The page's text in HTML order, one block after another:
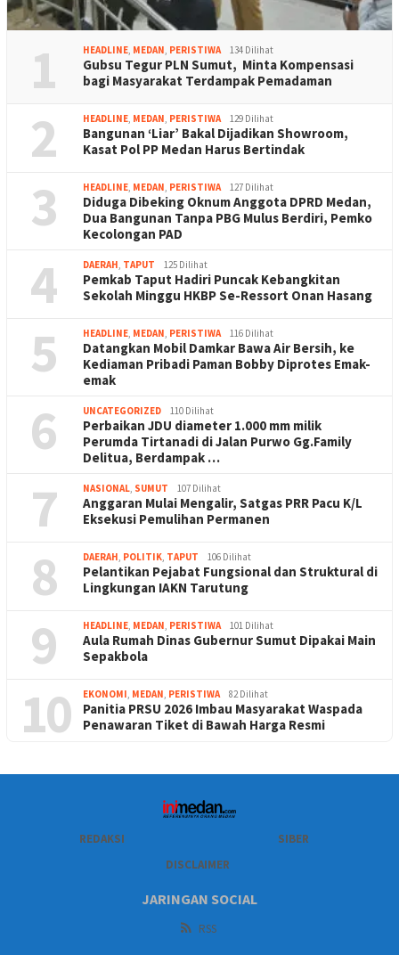
1 HEADLINE, MEDAN, PERISTIWA 134 Dilihat
Gubsu Tegur PLN Sumut, Minta Kompensasi
bagi Masyarakat Terdampak Pemadaman
2 HEADLINE, MEDAN, PERISTIWA 129 Dilihat
Bangunan ‘Liar’ Bakal Dijadikan Showroom,
Kasat Pol PP Medan Harus Bertindak
3 HEADLINE, MEDAN, PERISTIWA 127 Dilihat
Diduga Dibeking Oknum Anggota DPRD Medan,
Dua Bangunan Tanpa PBG Mulus Berdiri, Pemko
Kecolongan PAD
4 DAERAH, TAPUT 125 Dilihat
Pemkab Taput Hadiri Puncak Kebangkitan
Sekolah Minggu HKBP Se-Ressort Onan Hasang
5 HEADLINE, MEDAN, PERISTIWA 116 Dilihat
Datangkan Mobil Damkar Bawa Air Bersih, ke
Kediaman Pribadi Paman Bobby Diprotes Emak-
emak
6 UNCATEGORIZED 110 Dilihat
Perbaikan JDU diameter 1.000 mm milik
Perumda Tirtanadi di Jalan Purwo Gg.Family
Delitua, Berdampak …
7 NASIONAL, SUMUT 107 Dilihat
Anggaran Mulai Mengalir, Satgas PRR Pacu K/L
Eksekusi Pemulihan Permanen
8 DAERAH, POLITIK, TAPUT 106 Dilihat
Pelantikan Pejabat Fungsional dan Struktural di
Lingkungan IAKN Tarutung
9 HEADLINE, MEDAN, PERISTIWA 101 Dilihat
Aula Rumah Dinas Gubernur Sumut Dipakai Main
Sepakbola
10 EKONOMI, MEDAN, PERISTIWA 82 Dilihat
Panitia PRSU 2026 Imbau Masyarakat Waspada
Penawaran Tiket di Bawah Harga Resmi
REDAKSI
SIBER
DISCLAIMER
JARINGAN SOCIAL
RSS